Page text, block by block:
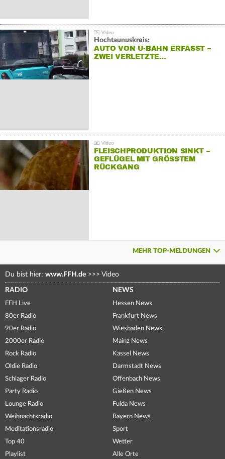
Hochtaunuskreis:
AUTO VON U-BAHN ERFASST –
ZWEI VERLETZTE…
FLEISCHPRODUKTION SINKT –
GEFLÜGEL MIT GRÖSSTEM R
ÜCKGANG
MEHR TOP-MELDUNGEN
Du bist hier: www.FFH.de >>> Video
RADIO
FFH Live
80er Radio
90er Radio
2000er Radio
Rock Radio
Oldie Radio
Schlager Radio
Party Radio
Lounge Radio
Weihnachtsradio
Meditationsradio
Top 40
Playlist
NEWS
Hessen News
Frankfurt News
Wiesbaden News
Mainz News
Kassel News
Darmstadt News
Offenbach News
Gießen News
Fulda News
Bayern News
Sport
Wetter
Alle Orte